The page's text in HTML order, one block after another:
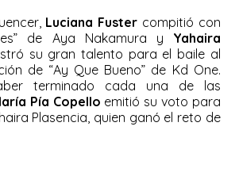
Luciana Fuster compitió con
de Aya Nakamura y Yahaira
su gran talento para el baile al
de “Ay Que Bueno” de Kd One.
terminado cada una de las
Pía Copello emitió su voto para
Plasencia, quien ganó el reto de